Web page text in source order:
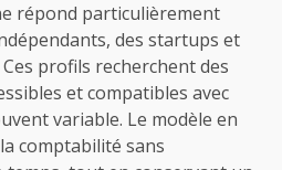
répond particulièrement
des startups et
profils recherchent des
et compatibles avec
variable. Le modèle en
comptabilité sans